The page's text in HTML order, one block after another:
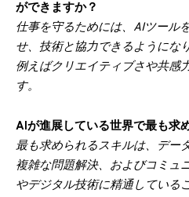
ができますか？
仕事を守るためには、AIツール
せ、技術と協力できるようにな
例えばクリエイティブさや共感
す。
AIが進展している世界で最も求
最も求められるスキルは、デー
複雑な問題解決、およびコミュ
やデジタル技術に精通している